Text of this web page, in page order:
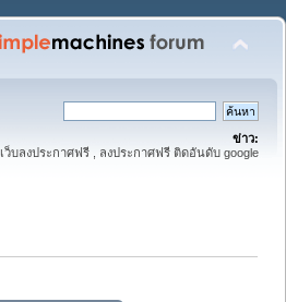
ข่าว:
บลงประกาศฟรี , ลงประกาศฟรี ติดอันดับ google